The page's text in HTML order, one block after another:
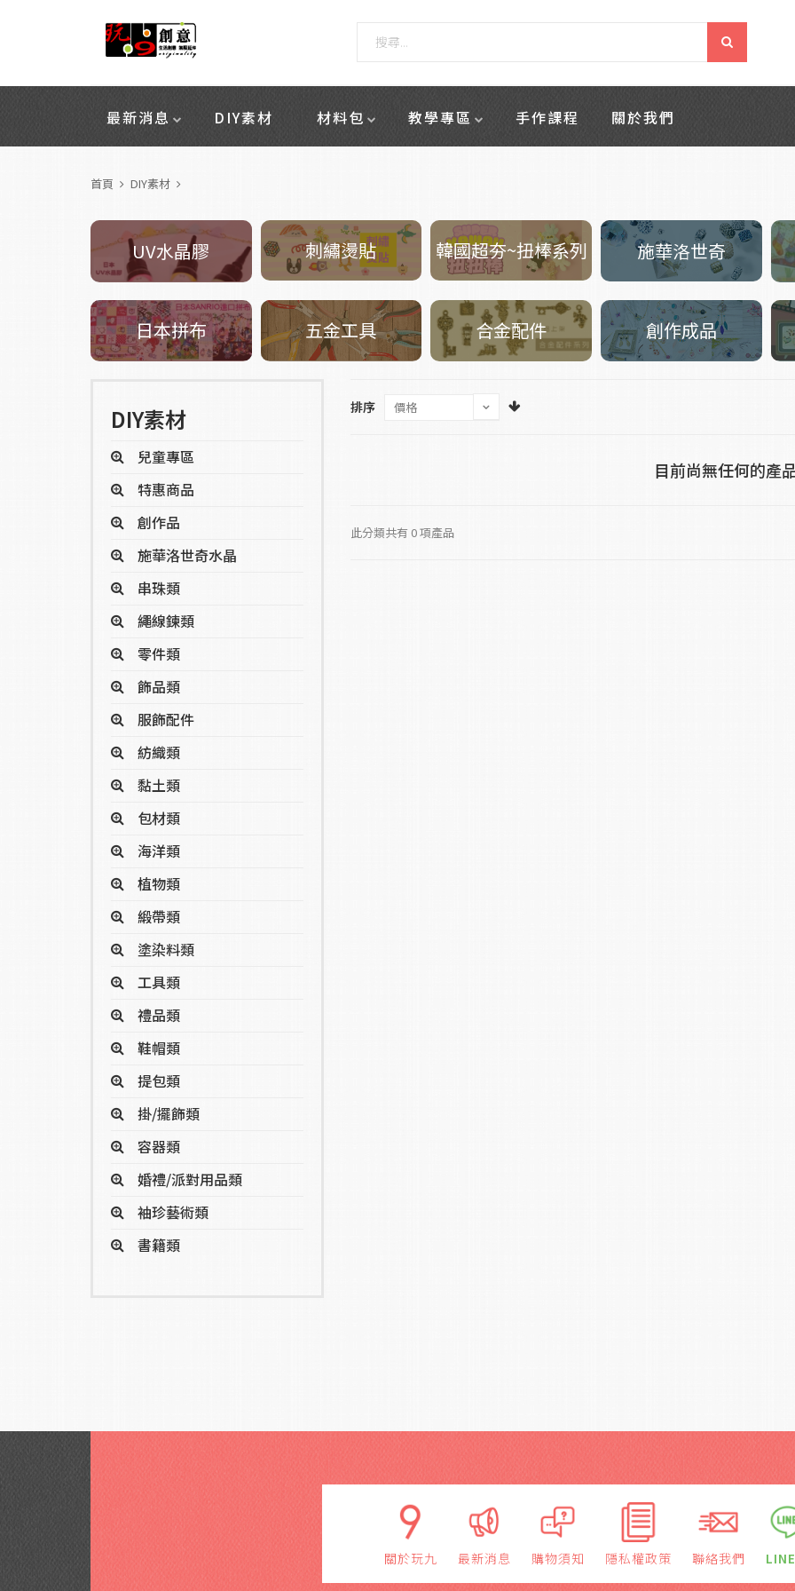
最新消息 DIY素材 材料包 教學專區 手作課程 關於我們
首頁 DIY素材
UV水晶膠 刺繡燙貼 韓國超夯~扭棒系列 施華洛世奇
日本拼布 五金工具 合金配件 創作成品
排序
目前尚無任何的產
此分類共有 0 項產品
DIY素材
兒童專區
特惠商品
創作品
施華洛世奇水晶
串珠類
繩線鍊類
零件類
飾品類
服飾配件
紡織類
黏土類
包材類
海洋類
植物類
緞帶類
塗染料類
工具類
禮品類
鞋帽類
提包類
掛/擺飾類
容器類
婚禮/派對用品類
袖珍藝術類
書籍類
關於玩九 最新消息 購物須知 隱私權政策 聯絡我們